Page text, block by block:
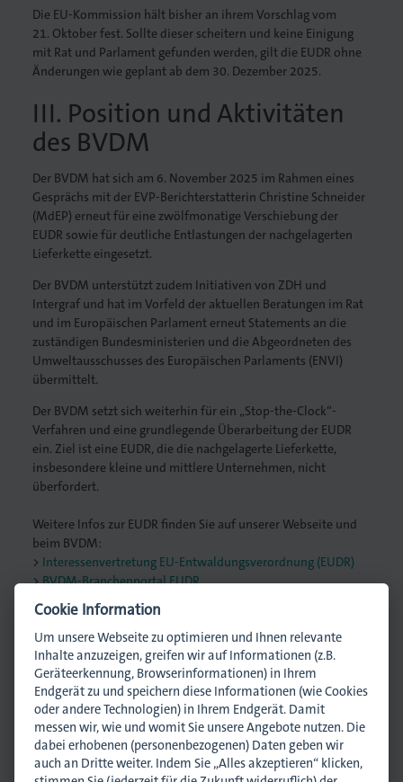
Die EU-Kommission hält bisher an ihrem Vorschlag vom
21. Oktober fest. Sollte dieser scheitern und keine Einigung
mit Rat und Parlament gefunden werden, gilt die EUDR ohne
Änderungen wie geplant ab dem 30. Dezember 2025.
III. Position und Aktivitäten
des BVDM
Der BVDM hat sich am 6. November 2025 im Rahmen eines
Gesprächs mit der EVP-Berichterstatterin Christine Schneider
(MdEP) erneut für eine zwölfmonatige Verschiebung der
EUDR sowie für deutliche Entlastungen der nachgelagerten
Lieferkette eingesetzt.
Der BVDM unterstützt zudem Initiativen von ZDH und
Intergraf und hat im Vorfeld der aktuellen Beratungen im Rat
und im Europäischen Parlament erneut Statements an die
zuständigen Bundesministerien und die Abgeordneten des
Umweltausschusses des Europäischen Parlaments (ENVI)
übermittelt.
Der BVDM setzt sich weiterhin für ein „Stop-the-Clock“-
Verfahren und eine grundlegende Überarbeitung der EUDR
ein. Ziel ist eine EUDR, die die nachgelagerte Lieferkette,
insbesondere kleine und mittlere Unternehmen, nicht
überfordert.
Weitere Infos zur EUDR finden Sie auf unserer Webseite und
beim BVDM:
Interessenvertretung EU-Entwaldungsverordnung (EUDR)
BVDM-Branchenportal EUDR
Ansprechpartner
Cookie Information
Um unsere Webseite zu optimieren und Ihnen relevante
Inhalte anzuzeigen, greifen wir auf Informationen (z.B.
Geräteerkennung, Browserinformationen) in Ihrem
Endgerät zu und speichern diese Informationen (wie Cookies
oder andere Technologien) in Ihrem Endgerät. Damit
messen wir, wie und womit Sie unsere Angebote nutzen. Die
dabei erhobenen (personenbezogenen) Daten geben wir
auch an Dritte weiter. Indem Sie „Alles akzeptieren“ klicken,